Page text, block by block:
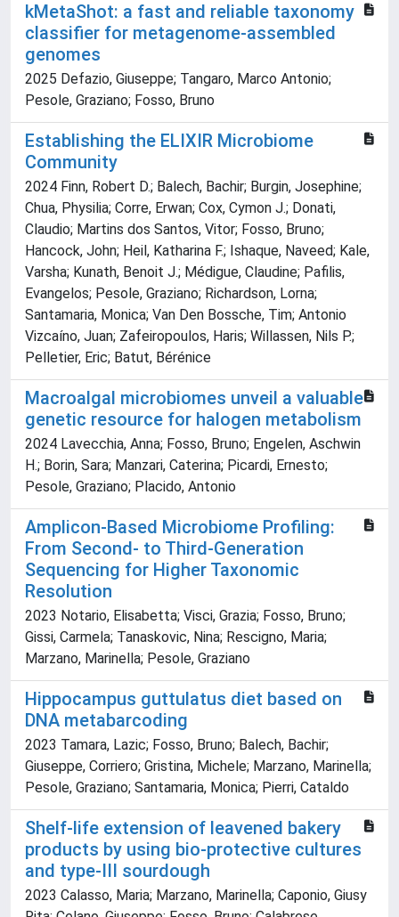
kMetaShot: a fast and reliable taxonomy
classifier for metagenome-assembled
genomes
2025 Defazio, Giuseppe; Tangaro, Marco Antonio;
Pesole, Graziano; Fosso, Bruno
Establishing the ELIXIR Microbiome
Community
2024 Finn, Robert D.; Balech, Bachir; Burgin, Josephine;
Chua, Physilia; Corre, Erwan; Cox, Cymon J.; Donati,
Claudio; Martins dos Santos, Vitor; Fosso, Bruno;
Hancock, John; Heil, Katharina F.; Ishaque, Naveed; Kale,
Varsha; Kunath, Benoit J.; Médigue, Claudine; Pafilis,
Evangelos; Pesole, Graziano; Richardson, Lorna;
Santamaria, Monica; Van Den Bossche, Tim; Antonio
Vizcaíno, Juan; Zafeiropoulos, Haris; Willassen, Nils P.;
Pelletier, Eric; Batut, Bérénice
Macroalgal microbiomes unveil a valuable
genetic resource for halogen metabolism
2024 Lavecchia, Anna; Fosso, Bruno; Engelen, Aschwin
H.; Borin, Sara; Manzari, Caterina; Picardi, Ernesto;
Pesole, Graziano; Placido, Antonio
Amplicon-Based Microbiome Profiling:
From Second- to Third-Generation
Sequencing for Higher Taxonomic
Resolution
2023 Notario, Elisabetta; Visci, Grazia; Fosso, Bruno;
Gissi, Carmela; Tanaskovic, Nina; Rescigno, Maria;
Marzano, Marinella; Pesole, Graziano
Hippocampus guttulatus diet based on
DNA metabarcoding
2023 Tamara, Lazic; Fosso, Bruno; Balech, Bachir;
Giuseppe, Corriero; Gristina, Michele; Marzano, Marinella;
Pesole, Graziano; Santamaria, Monica; Pierri, Cataldo
Shelf-life extension of leavened bakery
products by using bio-protective cultures
and type-III sourdough
2023 Calasso, Maria; Marzano, Marinella; Caponio, Giusy